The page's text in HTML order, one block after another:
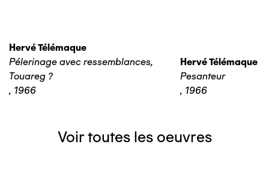
Hervé Télémaque
Pélerinage avec ressemblances,
Touareg ?
, 1966
Hervé Télémaque
Pesanteur
, 1966
Voir toutes les oeuvres